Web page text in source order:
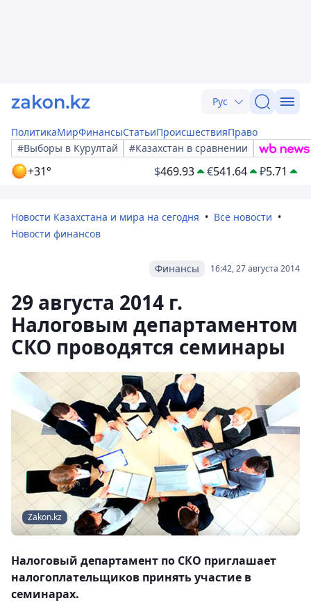
Рус
ПолитикаМирФинансыСтатьиПроисшествияПраво
#Выборы в Курултай
#Казахстан в сравнении
+31° $469.93 €541.64 ₽5.71
Новости Казахстана и мира на сегодня
Все новости
Новости финансов
16:42, 27 августа 2014
Финансы
29 августа 2014 г.
Налоговым департаментом
СКО проводятся семинары
Zakon.kz
Налоговый департамент по СКО приглашает
налогоплательщиков принять участие в
семинарах.